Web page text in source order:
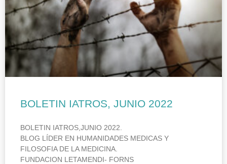
BOLETIN IATROS, JUNIO 2022
BOLETIN IATROS,JUNIO 2022.
BLOG LÍDER EN HUMANIDADES MEDICAS Y
FILOSOFIA DE LA MEDICINA.
FUNDACION LETAMENDI- FORNS